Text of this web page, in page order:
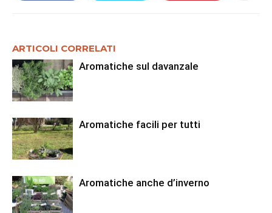
ARTICOLI CORRELATI
Aromatiche sul davanzale
Aromatiche facili per tutti
Aromatiche anche d’inverno